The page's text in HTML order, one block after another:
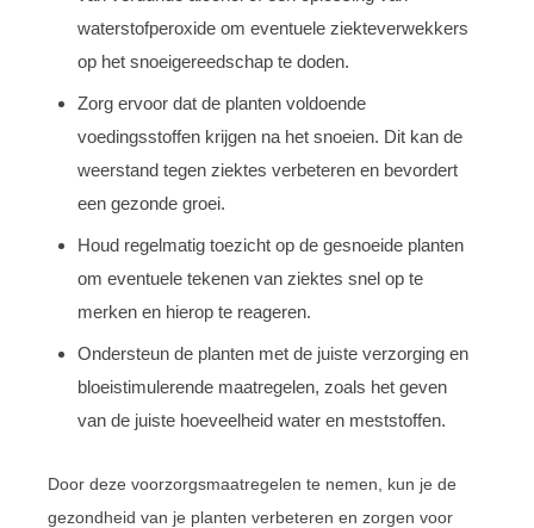
waterstofperoxide om eventuele ziekteverwekkers
op het snoeigereedschap te doden.
Zorg ervoor dat de planten voldoende
voedingsstoffen krijgen na het snoeien. Dit kan de
weerstand tegen ziektes verbeteren en bevordert
een gezonde groei.
Houd regelmatig toezicht op de gesnoeide planten
om eventuele tekenen van ziektes snel op te
merken en hierop te reageren.
Ondersteun de planten met de juiste verzorging en
bloeistimulerende maatregelen, zoals het geven
van de juiste hoeveelheid water en meststoffen.
Door deze voorzorgsmaatregelen te nemen, kun je de
gezondheid van je planten verbeteren en zorgen voor